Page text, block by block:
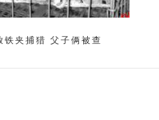
铁夹捕猎 父子俩被查